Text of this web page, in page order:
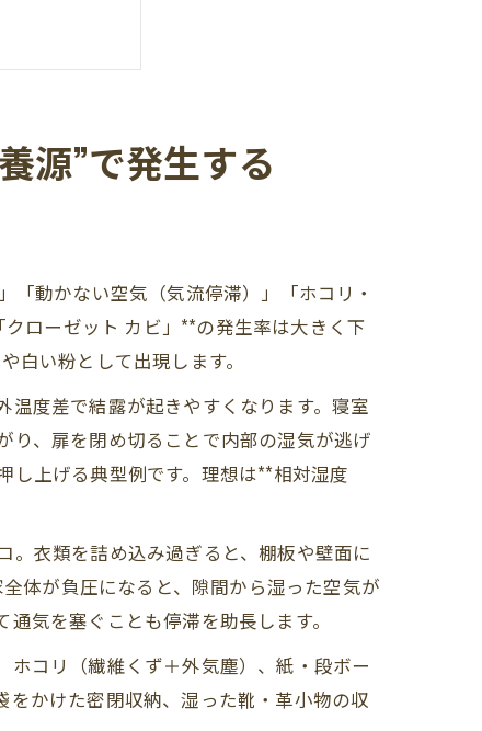
不十分）
ス）
）
きること
源”で発生する
動かない空気（気流停滞）」「ホコリ・
ローゼット カビ」**の発生率は大きく下
白い粉として出現します。
度差で結露が起きやすくなります。寝室
り、扉を閉め切ることで内部の湿気が逃げ
し上げる典型例です。理想は**相対湿度
衣類を詰め込み過ぎると、棚板や壁面に
体が負圧になると、隙間から湿った空気が
気を塞ぐことも停滞を助長します。
コリ（繊維くず＋外気塵）、紙・段ボー
かけた密閉収納、湿った靴・革小物の収